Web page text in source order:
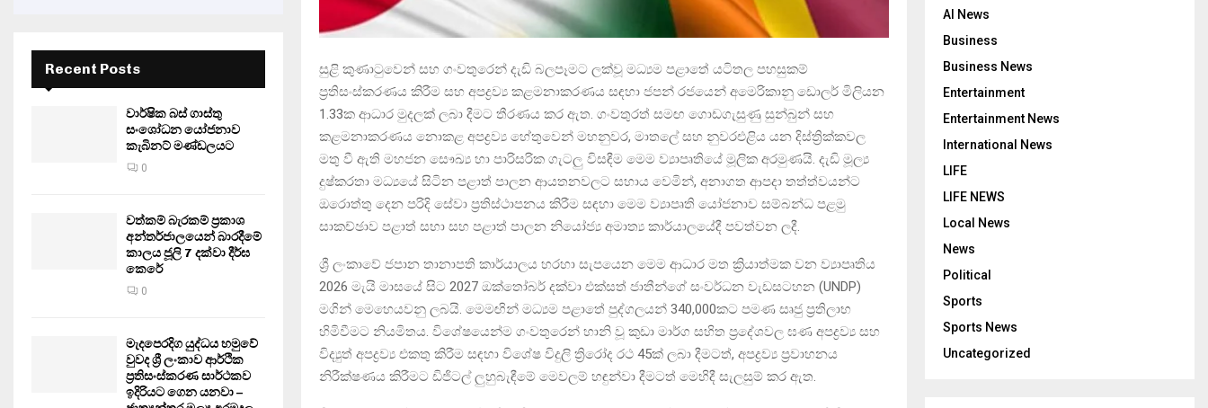
සුළි කුණාටුවෙන් සහ ගංවතුරෙන් දැඩි බලපෑමට ලක්වූ මධ්‍යම පළාතේ යටිතල පහසුකම්
ප්‍රතිසංස්කරණය කිරීම සහ අපද්‍රව්‍ය කළමනාකරණය සඳහා ජපන් රජයෙන් අමෙරිකානු ඩොලර් මිලියන
1.33ක ආධාර මුදලක් ලබා දීමට තීරණය කර ඇත. ගංවතුරත් සමඟ ගොඩගැසුණු සුන්බුන් සහ
කළමනාකරණය නොකළ අපද්‍රව්‍ය හේතුවෙන් මහනුවර, මාතලේ සහ නුවරඑළිය යන දිස්ත්‍රික්කවල
මතු වී ඇති මහජන සෞඛ්‍ය හා පාරිසරික ගැටලු විසඳීම මෙම ව්‍යාපෘතියේ මූලික අරමුණයි. දැඩි මූල්‍ය
දුෂ්කරතා මධ්‍යයේ සිටින පළාත් පාලන ආයතනවලට සහාය වෙමින්, අනාගත ආපදා තත්ත්වයන්ට
ඔරොත්තු දෙන පරිදි සේවා ප්‍රතිස්ථාපනය කිරීම සඳහා මෙම ව්‍යාපෘති යෝජනාව සම්බන්ධ පළමු
සාකච්ඡාව පළාත් සභා සහ පළාත් පාලන නියෝජ්‍ය අමාත්‍ය කාර්යාලයේදී පවත්වන ලදී.
ශ්‍රී ලංකාවේ ජපාන තානාපති කාර්යාලය හරහා සැපයෙන මෙම ආධාර මත ක්‍රියාත්මක වන ව්‍යාපෘතිය
2026 මැයි මාසයේ සිට 2027 ඔක්තෝබර් දක්වා එක්සත් ජාතීන්ගේ සංවර්ධන වැඩසටහන (UNDP)
මගින් මෙහෙයවනු ලබයි. මෙමඟින් මධ්‍යම පළාතේ පුද්ගලයන් 340,000කට පමණ සෘජු ප්‍රතිලාභ
හිමිවීමට නියමිතය. විශේෂයෙන්ම ගංවතුරෙන් හානි වූ කුඩා මාර්ග සහිත ප්‍රදේශවල ඝණ අපද්‍රව්‍ය සහ
විද්‍යුත් අපද්‍රව්‍ය එකතු කිරීම සඳහා විශේෂ විදුලි ත්‍රිරෝද රථ 45ක් ලබා දීමටත්, අපද්‍රව්‍ය ප්‍රවාහනය
නිරීක්ෂණය කිරීමට ඩිජිටල් ලුහුබැඳීමේ මෙවලම් හඳුන්වා දීමටත් මෙහිදී සැලසුම් කර ඇත.
Recent Posts
වාර්ෂික බස් ගාස්තු
සංශෝධන යෝජනාව
කැබිනට් මණ්ඩලයට
0
වත්කම් බැරකම් ප්‍රකාශ
අන්තර්ජාලයෙන් බාරදීමේ
කාලය ජූලි 7 දක්වා දීර්ඝ
කෙරේ
0
මැදපෙරදිග යුද්ධය හමුවේ
වුවද ශ්‍රී ලංකාව ආර්ථික
ප්‍රතිසංස්කරණ සාර්ථකව
ඉදිරියට ගෙන යනවා –
AI News
Business
Business News
Entertainment
Entertainment News
International News
LIFE
LIFE NEWS
Local News
News
Political
Sports
Sports News
Uncategorized